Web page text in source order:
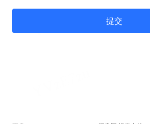
提交